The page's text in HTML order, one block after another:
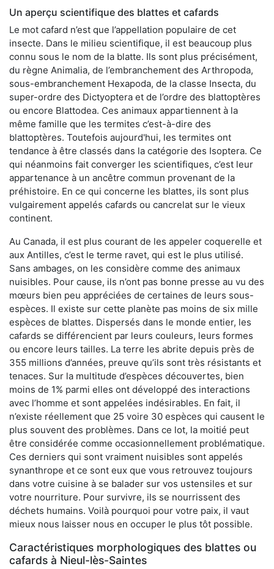
Un aperçu scientifique des blattes et cafards
Le mot cafard n’est que l’appellation populaire de cet
insecte. Dans le milieu scientifique, il est beaucoup plus
connu sous le nom de la blatte. Ils sont plus précisément,
du règne Animalia, de l’embranchement des Arthropoda,
sous-embranchement Hexapoda, de la classe Insecta, du
super-ordre des Dictyoptera et de l’ordre des blattoptères
ou encore Blattodea. Ces animaux appartiennent à la
même famille que les termites c’est-à-dire des
blattoptères. Toutefois aujourd'hui, les termites ont
tendance à être classés dans la catégorie des Isoptera. Ce
qui néanmoins fait converger les scientifiques, c’est leur
appartenance à un ancêtre commun provenant de la
préhistoire. En ce qui concerne les blattes, ils sont plus
vulgairement appelés cafards ou cancrelat sur le vieux
continent.
Au Canada, il est plus courant de les appeler coquerelle et
aux Antilles, c’est le terme ravet, qui est le plus utilisé.
Sans ambages, on les considère comme des animaux
nuisibles. Pour cause, ils n’ont pas bonne presse au vu des
mœurs bien peu appréciées de certaines de leurs sous-
espèces. Il existe sur cette planète pas moins de six mille
espèces de blattes. Dispersés dans le monde entier, les
cafards se différencient par leurs couleurs, leurs formes
ou encore leurs tailles. La terre les abrite depuis près de
355 millions d’années, preuve qu’ils sont très résistants et
tenaces. Sur la multitude d’espèces découvertes, bien
moins de 1% parmi elles ont développé des interactions
avec l’homme et sont appelées indésirables. En fait, il
n’existe réellement que 25 voire 30 espèces qui causent le
plus souvent des problèmes. Dans ce lot, la moitié peut
être considérée comme occasionnellement problématique.
Ces derniers qui sont vraiment nuisibles sont appelés
synanthrope et ce sont eux que vous retrouvez toujours
dans votre cuisine à se balader sur vos ustensiles et sur
votre nourriture. Pour survivre, ils se nourrissent des
déchets humains. Voilà pourquoi pour votre paix, il vaut
mieux nous laisser nous en occuper le plus tôt possible.
Caractéristiques morphologiques des blattes ou
cafards à Nieul-lès-Saintes